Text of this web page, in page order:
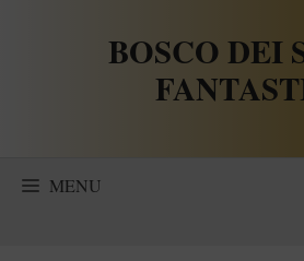
BOSCO DEI
MENU